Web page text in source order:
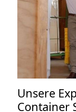
Unsere
Container